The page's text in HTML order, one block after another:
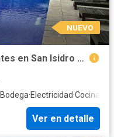
NUEVO
Venta Departamento 3 ambientes en San Isidro con cochera
Bodega·Electricidad·Cocina
Ver en detalle